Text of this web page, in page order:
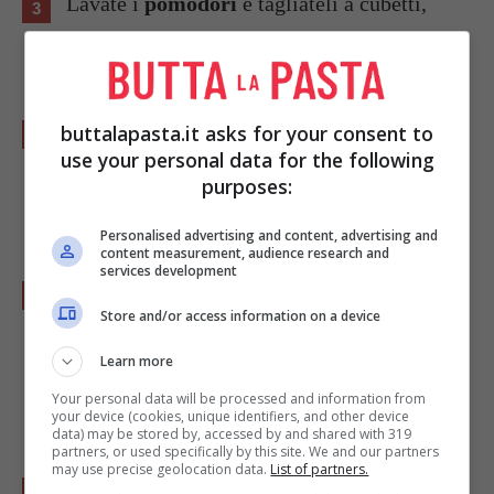
uniteli alle zucchine.
Pulite e lavate ilprezzemolo e ilbasilico
tritate il tutto e aggiungete alle verdure
olivesciacquate e tagliuzzate.
completate conolio extra vergine di oliva
succo di limone
il tutto, regolando disale.
Lasciate riposare almeno un paio d’ore in
buttalapasta.it asks for your consent to
use your personal data for the following
purposes:
Personalised advertising and content, advertising and
content measurement, audience research and
services development
Store and/or access information on a device
Learn more
Your personal data will be processed and information from
your device (cookies, unique identifiers, and other device
data) may be stored by, accessed by and shared with 319
partners, or used specifically by this site. We and our partners
may use precise geolocation data. List of partners.